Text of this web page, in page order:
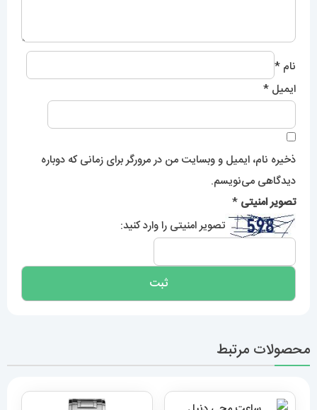
نام *
ایمیل *
ذخیره نام، ایمیل و وبسایت من در مرورگر برای زمانی که دوباره
دیدگاهی می‌نویسم.
تصویر امنیتی *
تصویر امنیتی را وارد کنید:
محصولات مرتبط